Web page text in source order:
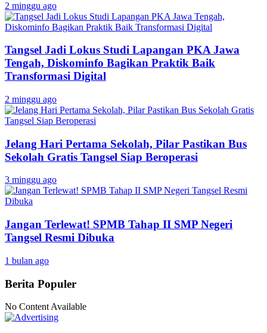
2 minggu ago
Tangsel Jadi Lokus Studi Lapangan PKA Jawa
Tengah, Diskominfo Bagikan Praktik Baik
Transformasi Digital
2 minggu ago
Jelang Hari Pertama Sekolah, Pilar Pastikan Bus
Sekolah Gratis Tangsel Siap Beroperasi
3 minggu ago
Jangan Terlewat! SPMB Tahap II SMP Negeri
Tangsel Resmi Dibuka
1 bulan ago
Berita Populer
No Content Available